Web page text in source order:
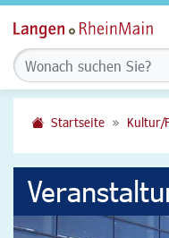
Startseite Kultur/